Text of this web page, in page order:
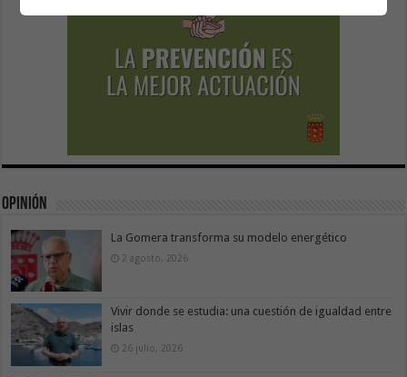
Opinión
La Gomera transforma su modelo energético
2 agosto, 2026
Vivir donde se estudia: una cuestión de igualdad entre
islas
26 julio, 2026